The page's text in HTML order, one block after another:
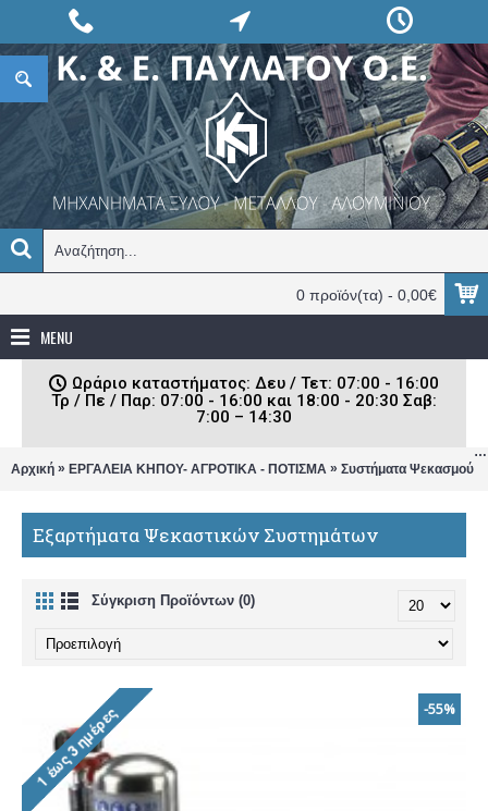
0 προϊόν(τα) - 0,00€
MENU
Ωράριο καταστήματος: Δευ / Τετ: 07:00 - 16:00
Τρ / Πε / Παρ: 07:00 - 16:00 και 18:00 - 20:30 Σαβ:
7:00 – 14:30
Αρχική » ΕΡΓΑΛΕΙΑ ΚΗΠΟΥ- ΑΓΡΟΤΙΚΑ - ΠΟΤΙΣΜΑ » Συστήματα Ψεκασμού
Εξαρτήματα Ψεκαστικών Συστημάτων
Σύγκριση Προϊόντων (0)
-55%